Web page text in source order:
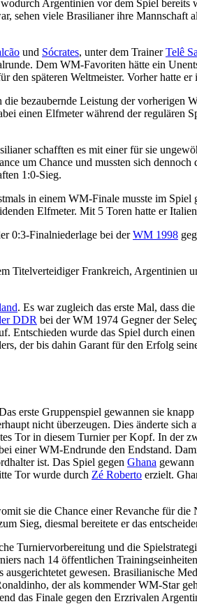
Argentinien vor dem Spiel bereits
sehen viele Brasilianer ihre Mannschaft
und Sócrates, unter dem TrainerTelê
Dem WM-Favoriten hätte ein
den späteren Weltmeister. Vorher hatte
bezaubernde Leistung der vorherigen
einen Elfmeter während der regulären
schafften es mit einer für sie
um Chance und mussten sich
1:0-Sieg.
in einem WM-Finale musste im Spiel
Elfmeter. Mit 5 Toren hatte er
0:3-Finalniederlage bei derWM 1998
Titelverteidiger Frankreich, Argentinien
. Es war zugleich das erste Mal, dass
DDR bei der WM 1974 Gegner der
Entschieden wurde das Spiel durch
der bis dahin Garant für den Erfolg
erste Gruppenspiel gewannen sie
nicht überzeugen. Dies änderte
Tor in diesem Turnier per Kopf. In der
einer WM-Endrunde den Endstand.
ist. Das Spiel gegen Ghana
Tor wurde durch Zé Roberto erzielt.
sie die Chance einer Revanche für die
Sieg, diesmal bereitete er das
Turniervorbereitung und die
nach 14 öffentlichen
gewesen. Brasilianische
der als kommender WM-Star
das Finale gegen den Erzrivalen